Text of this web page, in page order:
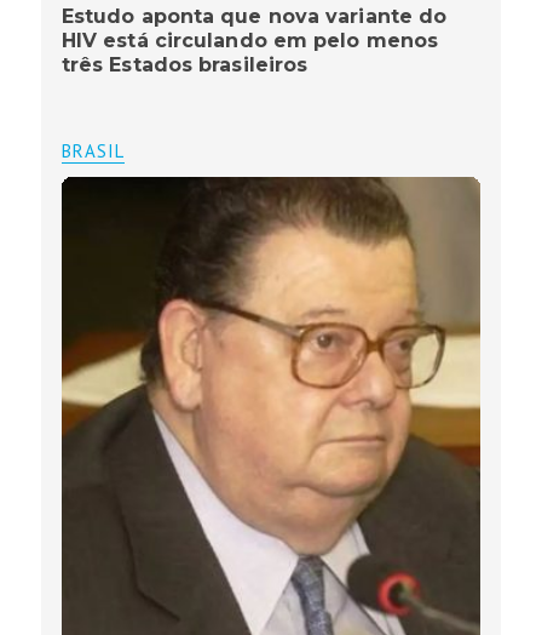
Estudo aponta que nova variante do
HIV está circulando em pelo menos
três Estados brasileiros
BRASIL